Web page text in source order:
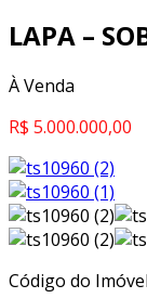
LAPA –
À Venda
R$ 5.000.000,00
Código do